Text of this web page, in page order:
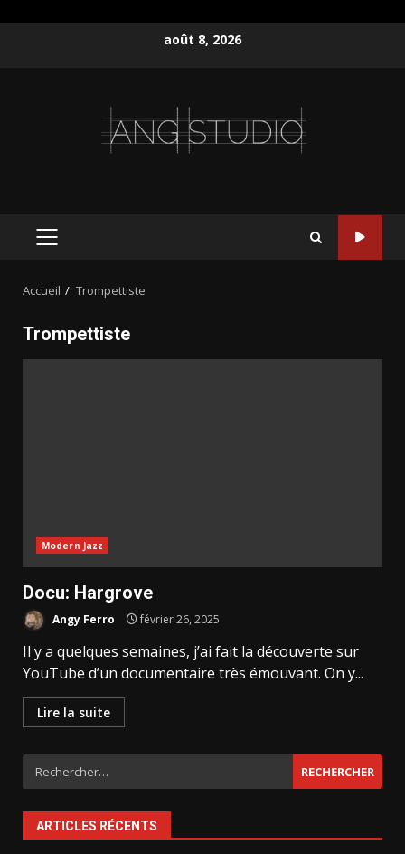
août 8, 2026
MENU
Accueil Trompettiste
Trompettiste
Modern Jazz
Docu: Hargrove
Angy Ferro février 26, 2025
Il y a quelques semaines, j’ai fait la découverte sur
YouTube d’un documentaire très émouvant. On y...
Lire la suite
Rechercher :
ARTICLES RÉCENTS